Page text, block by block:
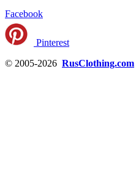
Facebook
Pinterest
© 2005-2026 RusClothing.com